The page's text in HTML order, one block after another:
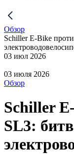
Обзор
Schiller E-Bike
03 июл 2026
03 июля 2026
Обзор
Schiller
SL3: